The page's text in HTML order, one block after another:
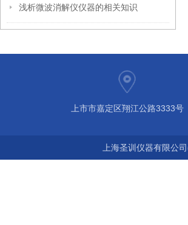
浅析微波消解仪仪器的相关知识
上市市嘉定区翔江公路3333号
上海圣训仪器有限公